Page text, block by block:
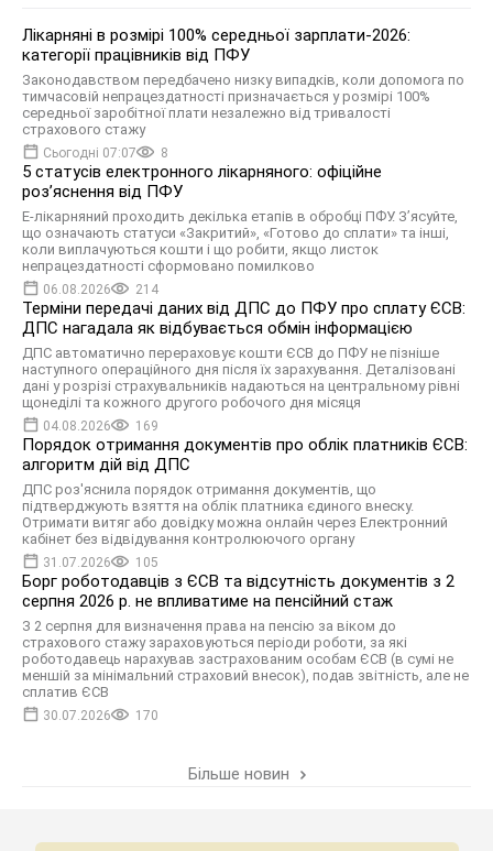
Лікарняні в розмірі 100% середньої зарплати-2026:
категорії працівників від ПФУ
Законодавством передбачено низку випадків, коли допомога по
тимчасовій непрацездатності призначається у розмірі 100%
середньої заробітної плати незалежно від тривалості
страхового стажу
Сьогодні 07:07 8
5 статусів електронного лікарняного: офіційне
роз’яснення від ПФУ
Е-лікарняний проходить декілька етапів в обробці ПФУ. З’ясуйте,
що означають статуси «Закритий», «Готово до сплати» та інші,
коли виплачуються кошти і що робити, якщо листок
непрацездатності сформовано помилково
06.08.2026 214
Терміни передачі даних від ДПС до ПФУ про сплату ЄСВ:
ДПС нагадала як відбувається обмін інформацією
ДПС автоматично перераховує кошти ЄСВ до ПФУ не пізніше
наступного операційного дня після їх зарахування. Деталізовані
дані у розрізі страхувальників надаються на центральному рівні
щонеділі та кожного другого робочого дня місяця
04.08.2026 169
Порядок отримання документів про облік платників ЄСВ:
алгоритм дій від ДПС
ДПС роз'яснила порядок отримання документів, що
підтверджують взяття на облік платника єдиного внеску.
Отримати витяг або довідку можна онлайн через Електронний
кабінет без відвідування контролюючого органу
31.07.2026 105
Борг роботодавців з ЄСВ та відсутність документів з 2
серпня 2026 р. не впливатиме на пенсійний стаж
З 2 серпня для визначення права на пенсію за віком до
страхового стажу зараховуються періоди роботи, за які
роботодавець нарахував застрахованим особам ЄСВ (в сумі не
меншій за мінімальний страховий внесок), подав звітність, але не
сплатив ЄСВ
30.07.2026 170
Більше новин